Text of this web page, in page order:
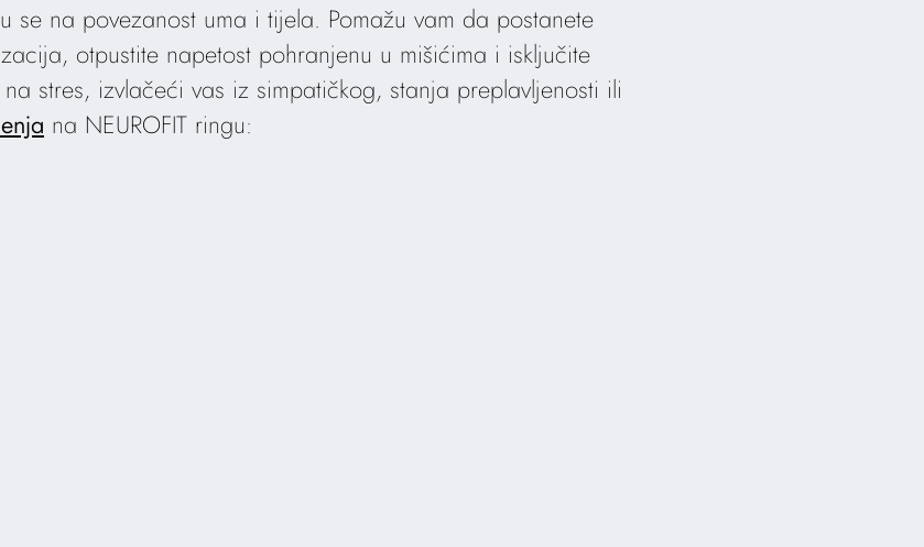
se na povezanost uma i tijela. Pomažu vam da postanete
otpustite napetost pohranjenu u mišićima i isključite
stres, izvlačeći vas iz simpatičkog, stanja preplavljenosti ili
na NEUROFIT ringu: